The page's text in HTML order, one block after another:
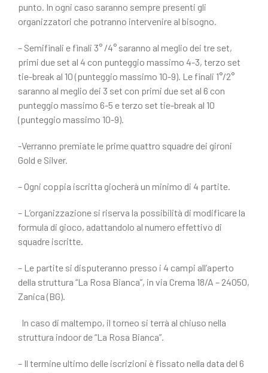
punto. In ogni caso saranno sempre presenti gli
organizzatori che potranno intervenire al bisogno.
– Semifinali e finali 3° /4° saranno al meglio dei tre set,
primi due set al 4 con punteggio massimo 4-3, terzo set
tie-break al 10 (punteggio massimo 10-9). Le finali 1°/2°
saranno al meglio dei 3 set con primi due set al 6 con
punteggio massimo 6-5 e terzo set tie-break al 10
(punteggio massimo 10-9).
-Verranno premiate le prime quattro squadre dei gironi
Gold e Silver.
– Ogni coppia iscritta giocherà un minimo di 4 partite.
– L’organizzazione si riserva la possibilità di modificare la
formula di gioco, adattandolo al numero effettivo di
squadre iscritte.
– Le partite si disputeranno presso i 4 campi all’aperto
della struttura “La Rosa Bianca”, in via Crema 18/A – 24050,
Zanica (BG).
In caso di maltempo, il torneo si terrà al chiuso nella
struttura indoor de “La Rosa Bianca”.
– Il termine ultimo delle iscrizioni è fissato nella data del 6